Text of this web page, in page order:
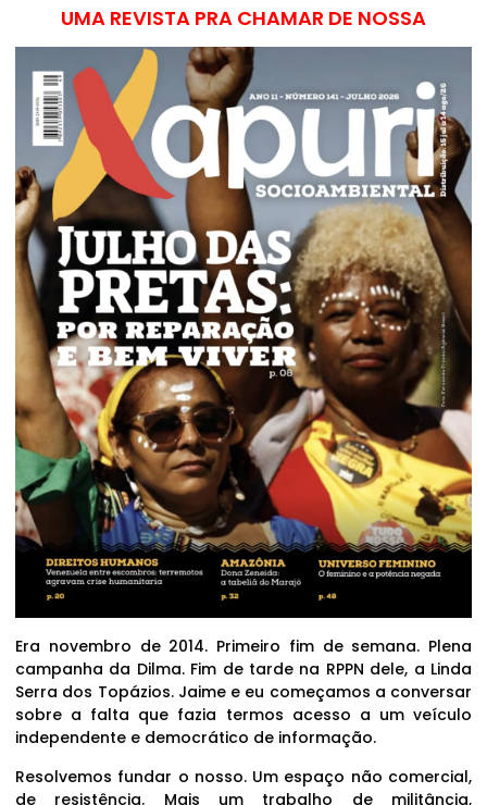
UMA REVISTA PRA CHAMAR DE NOSSA
Era novembro de 2014. Primeiro fim de semana. Plena
campanha da Dilma. Fim de tarde na RPPN dele, a Linda
Serra dos Topázios. Jaime e eu começamos a conversar
sobre a falta que fazia termos acesso a um veículo
independente e democrático de informação.
Resolvemos fundar o nosso. Um espaço não comercial,
de resistência. Mais um trabalho de militância,